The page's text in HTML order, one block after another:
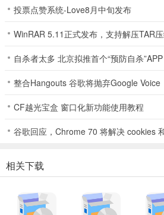
投票点赞系统-Love8月中旬发布
WinRAR 5.11正式发布，支持解压TAR
自杀者太多 北京拟推首个“预防自杀”APP
整合Hangouts 谷歌将抛弃Google Voice
CF越光宝盒 窗口化新功能使用教程
谷歌回应，Chrome 70 将解决 cookies
相关下载